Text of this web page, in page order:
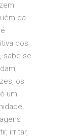
da
dos
sabe-se
os
um
irritar,